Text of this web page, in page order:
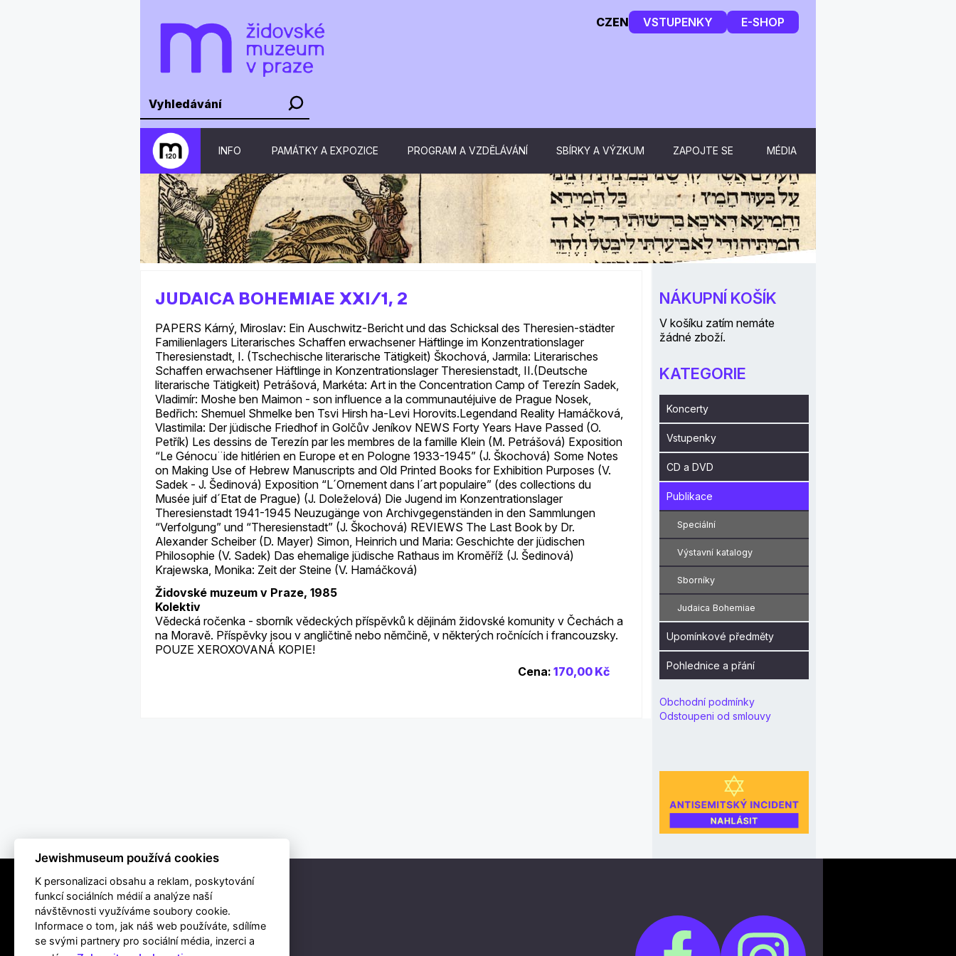
CZEN VSTUPENKY E-SHOP
INFO PAMÁTKY A EXPOZICE PROGRAM A VZDĚLÁVÁNÍ SBÍRKY A VÝZKUM ZAPOJTE SE MÉDIA
JUDAICA BOHEMIAE XXI/1, 2
PAPERS Kárný, Miroslav: Ein Auschwitz-Bericht und das Schicksal des Theresien-städter
Familienlagers Literarisches Schaffen erwachsener Häftlinge im Konzentrationslager
Theresienstadt, I. (Tschechische literarische Tätigkeit) Škochová, Jarmila: Literarisches
Schaffen erwachsener Häftlinge in Konzentrationslager Theresienstadt, II.(Deutsche
literarische Tätigkeit) Petrášová, Markéta: Art in the Concentration Camp of Terezín Sadek,
Vladimír: Moshe ben Maimon - son influence a la communautéjuive de Prague Nosek,
Bedřich: Shemuel Shmelke ben Tsvi Hirsh ha-Levi Horovits.Legendand Reality Hamáčková,
Vlastimila: Der jüdische Friedhof in Golčův Jeníkov NEWS Forty Years Have Passed (O.
Petřík) Les dessins de Terezín par les membres de la famille Klein (M. Petrášová) Exposition
“Le Génocu¨ide hitlérien en Europe et en Pologne 1933-1945” (J. Škochová) Some Notes
on Making Use of Hebrew Manuscripts and Old Printed Books for Exhibition Purposes (V.
Sadek - J. Šedinová) Exposition “L´Ornement dans l´art populaire” (des collections du
Musée juif d´Etat de Prague) (J. Doleželová) Die Jugend im Konzentrationslager
Theresienstadt 1941-1945 Neuzugänge von Archivgegenständen in den Sammlungen
“Verfolgung” und “Theresienstadt” (J. Škochová) REVIEWS The Last Book by Dr.
Alexander Scheiber (D. Mayer) Simon, Heinrich und Maria: Geschichte der jüdischen
Philosophie (V. Sadek) Das ehemalige jüdische Rathaus im Kroměříž (J. Šedinová)
Krajewska, Monika: Zeit der Steine (V. Hamáčková)
Židovské muzeum v Praze, 1985
Kolektiv
Vědecká ročenka - sborník vědeckých příspěvků k dějinám židovské komunity v Čechách a
na Moravě. Příspěvky jsou v angličtině nebo němčině, v některých ročnících i francouzsky.
POUZE XEROXOVANÁ KOPIE!
Cena: 170,00 Kč
NÁKUPNÍ KOŠÍK
V košíku zatím nemáte
žádné zboží.
KATEGORIE
Koncerty
Vstupenky
CD a DVD
Publikace
Speciální
Výstavní katalogy
Sborníky
Judaica Bohemiae
Upomínkové předměty
Pohlednice a přání
Obchodní podmínky
Odstoupeni od smlouvy
Jewishmuseum používá cookies
K personalizaci obsahu a reklam, poskytování
funkcí sociálních médií a analýze naší
návštěvnosti využíváme soubory cookie.
Informace o tom, jak náš web používáte, sdílíme
se svými partnery pro sociální média, inzerci a